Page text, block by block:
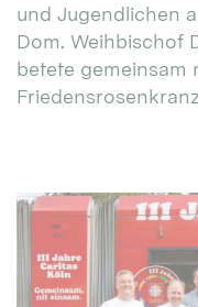
und Jugendlichen
Dom. Weihbischof
betete gemeinsam